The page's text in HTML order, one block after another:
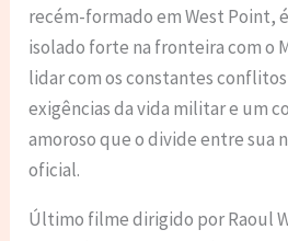
recém-formado em West Point,
isolado forte na fronteira com o
lidar com os constantes conflitos
exigências da vida militar e um
amoroso que o divide entre sua
oficial.
Último filme dirigido por Raoul